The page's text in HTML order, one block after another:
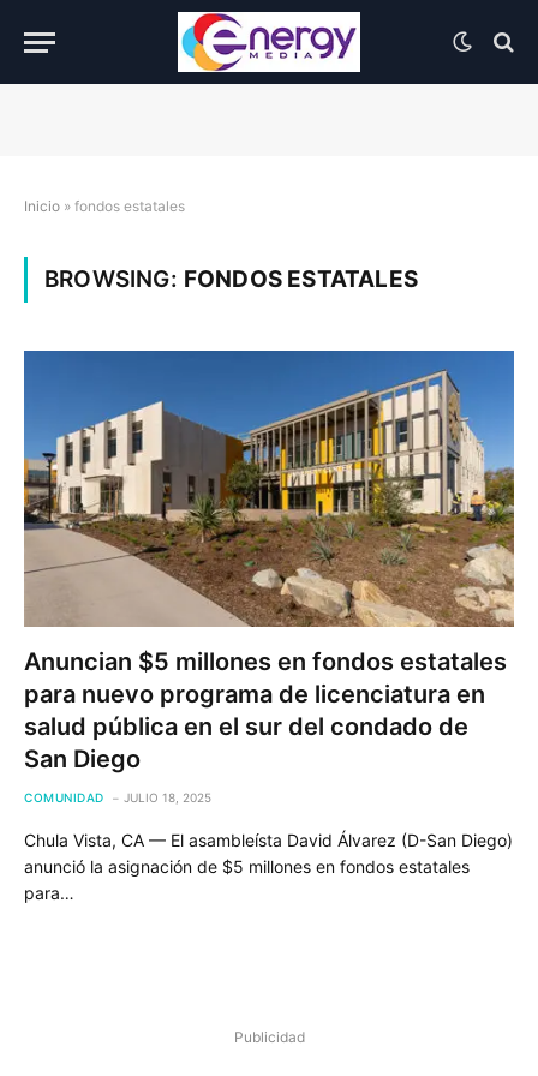
Inicio » fondos estatales
BROWSING: FONDOS ESTATALES
Anuncian $5 millones en fondos estatales
para nuevo programa de licenciatura en
salud pública en el sur del condado de
San Diego
COMUNIDAD JULIO 18, 2025
Chula Vista, CA — El asambleísta David Álvarez (D-San Diego)
anunció la asignación de $5 millones en fondos estatales
para…
Publicidad